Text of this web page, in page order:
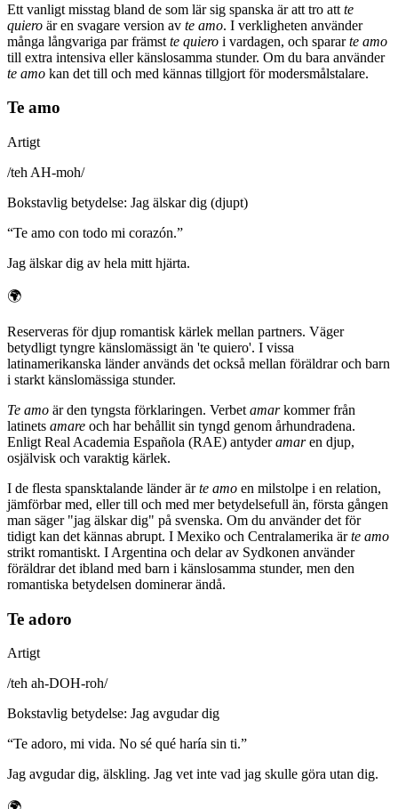
Ett vanligt misstag bland de som lär sig spanska är att tro att te
quiero är en svagare version av te amo. I verkligheten använder
många långvariga par främst te quiero i vardagen, och spararte amo
till extra intensiva eller känslosamma stunder. Om du bara använder
te amo kan det till och med kännas tillgjort för modersmålstalare.
Te amo
Artigt
/teh AH-moh/
Bokstavlig betydelse: Jag älskar dig (djupt)
“Te amo con todo mi corazón.”
Jag älskar dig av hela mitt hjärta.
🌍
Reserveras för djup romantisk kärlek mellan partners. Väger
betydligt tyngre känslomässigt än 'te quiero'. I vissa
latinamerikanska länder används det också mellan föräldrar och barn
i starkt känslomässiga stunder.
Te amo är den tyngsta förklaringen. Verbet amarkommer från
latinets amare och har behållit sin tyngd genom århundradena.
Enligt Real Academia Española (RAE) antyderamaren djup,
osjälvisk och varaktig kärlek.
I de flesta spansktalande länder ärte amo en milstolpe i en relation,
jämförbar med, eller till och med mer betydelsefull än, första gången
man säger "jag älskar dig" på svenska. Om du använder det för
tidigt kan det kännas abrupt. I Mexiko och Centralamerika ärte amo
strikt romantiskt. I Argentina och delar av Sydkonen använder
föräldrar det ibland med barn i känslosamma stunder, men den
romantiska betydelsen dominerar ändå.
Te adoro
Artigt
/teh ah-DOH-roh/
Bokstavlig betydelse: Jag avgudar dig
“Te adoro, mi vida. No sé qué haría sin ti.”
Jag avgudar dig, älskling. Jag vet inte vad jag skulle göra utan dig.